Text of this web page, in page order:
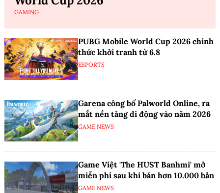
GAMING
PUBG Mobile World Cup 2026 chính
thức khởi tranh từ 6.8
ESPORTS
Garena công bố Palworld Online, ra
mắt nền tảng di động vào năm 2026
GAME NEWS
Game Việt 'The HUST Banhmi' mở
miễn phí sau khi bán hơn 10.000 bản
GAME NEWS